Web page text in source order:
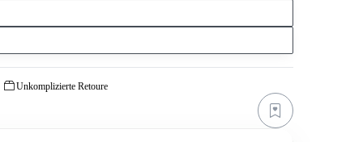
Unkomplizierte Retoure